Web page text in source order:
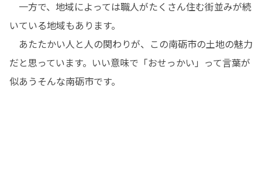
一方で、地域によっては職人がたくさん住む街並みが続
いている地域もあります。
あたたかい人と人の関わりが、この南砺市の土地の魅力
だと思っています。いい意味で「おせっかい」って言葉が
似あうそんな南砺市です。